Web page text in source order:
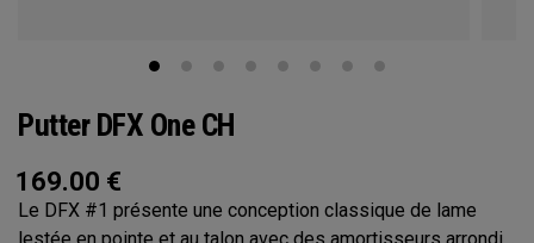
Putter DFX One CH
169.00 €
Le DFX #1 présente une conception classique de lame